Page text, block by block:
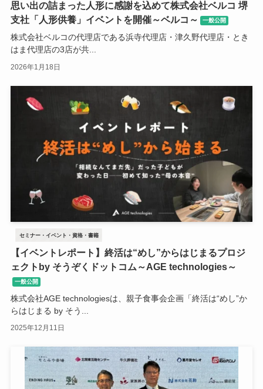
思い出の詰まった人形に感謝を込めて株式会社ベルコ 堺
支社「人形供養」イベントを開催～ベルコ～
一般公開
株式会社ベルコの代理店である浜寺代理店・津久野代理店・とき
はま代理店の3店が共...
2026年1月18日
セミナー・イベント・資格・書籍
【イベントレポート】終活は“めし”からはじまるプロジ
ェクトby そうぞくドットコム～AGE technologies～
一般公開
株式会社AGE technologiesは、親子食事会企画「終活は“めし”か
らはじまる by そう...
2025年12月11日